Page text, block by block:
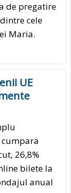
de pregatire
cele
Maria.
UE
26,8%
bilete la
anual